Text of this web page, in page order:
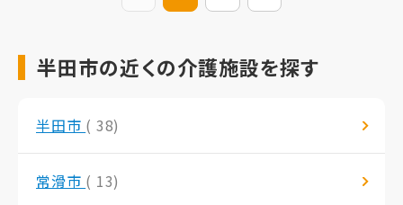
半田市の近くの介護施設を探す
半田市 ( 38)
常滑市 ( 13)